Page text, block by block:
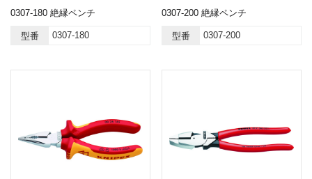
0307-180 絶縁ペンチ
型番 0307-180
0307-200 絶縁ペンチ
型番 0307-200